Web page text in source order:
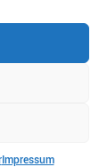
Impressum